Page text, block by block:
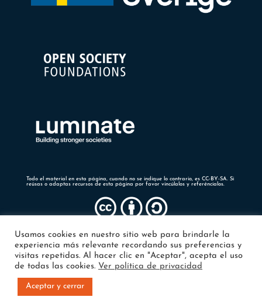
Todo el material en esta página, cuando no se indique lo contrario, es CC-BY-SA. Si
reúsas o adaptas recursos de esta página por favor vincúlalos y referéncialos.
Usamos cookies en nuestro sitio web para brindarle la
experiencia más relevante recordando sus preferencias y
visitas repetidas. Al hacer clic en "Aceptar", acepta el uso
de todas las cookies. Ver política de privacidad
Aceptar y cerrar